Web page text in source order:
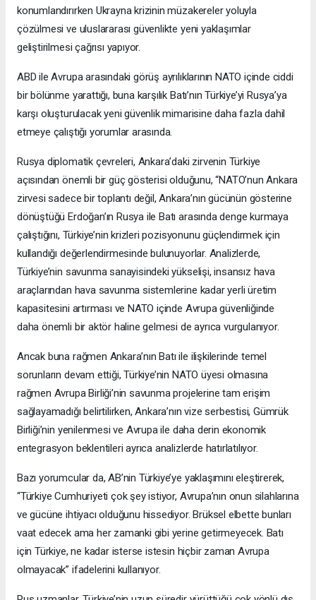
konumlandırırken Ukrayna krizinin müzakereler yoluyla
çözülmesi ve uluslararası güvenlikte yeni yaklaşımlar
geliştirilmesi çağrısı yapıyor.
ABD ile Avrupa arasındaki görüş ayrılıklarının NATO içinde ciddi
bir bölünme yarattığı, buna karşılık Batı’nın Türkiye’yi Rusya’ya
karşı oluşturulacak yeni güvenlik mimarisine daha fazla dahil
etmeye çalıştığı yorumlar arasında.
Rusya diplomatik çevreleri, Ankara’daki zirvenin Türkiye
açısından önemli bir güç gösterisi olduğunu, “NATO’nun Ankara
zirvesi sadece bir toplantı değil, Ankara’nın gücünün gösterine
dönüştüğü Erdoğan’ın Rusya ile Batı arasında denge kurmaya
çalıştığını, Türkiye’nin krizleri pozisyonunu güçlendirmek için
kullandığı değerlendirmesinde bulunuyorlar. Analizlerde,
Türkiye’nin savunma sanayisindeki yükselişi, insansız hava
araçlarından hava savunma sistemlerine kadar yerli üretim
kapasitesini artırması ve NATO içinde Avrupa güvenliğinde
daha önemli bir aktör haline gelmesi de ayrıca vurgulanıyor.
Ancak buna rağmen Ankara’nın Batı ile ilişkilerinde temel
sorunların devam ettiği, Türkiye’nin NATO üyesi olmasına
rağmen Avrupa Birliği’nin savunma projelerine tam erişim
sağlayamadığı belirtilirken, Ankara’nın vize serbestisi, Gümrük
Birliği’nin yenilenmesi ve Avrupa ile daha derin ekonomik
entegrasyon beklentileri ayrıca analizlerde hatırlatılıyor.
Bazı yorumcular da, AB’nin Türkiye’ye yaklaşımını eleştirerek,
“Türkiye Cumhuriyeti çok şey istiyor, Avrupa’nın onun silahlarına
ve gücüne ihtiyacı olduğunu hissediyor. Brüksel elbette bunları
vaat edecek ama her zamanki gibi yerine getirmeyecek. Batı
için Türkiye, ne kadar isterse istesin hiçbir zaman Avrupa
olmayacak” ifadelerini kullanıyor.